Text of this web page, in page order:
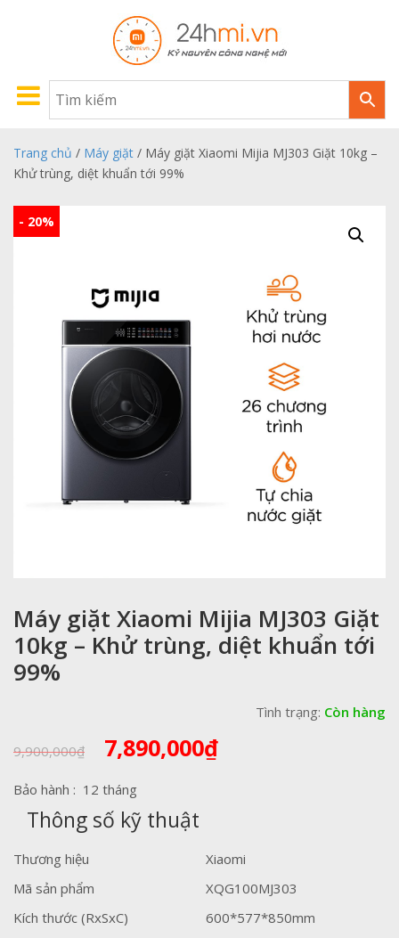
Trang chủ / Máy giặt / Máy giặt Xiaomi Mijia MJ303 Giặt 10kg –
Khử trùng, diệt khuẩn tới 99%
- 20%
Máy giặt Xiaomi Mijia MJ303 Giặt
10kg – Khử trùng, diệt khuẩn tới
99%
Tình trạng: Còn hàng
9,900,000₫ Giá
gốc
là:
9,900,000₫.
7,890,000₫Giá
Bảo hành : 12 tháng
Thông số kỹ thuật
Thương hiệu
Xiaomi
Mã sản phẩm
XQG100MJ303
Kích thước (RxSxC)
600*577*850mm